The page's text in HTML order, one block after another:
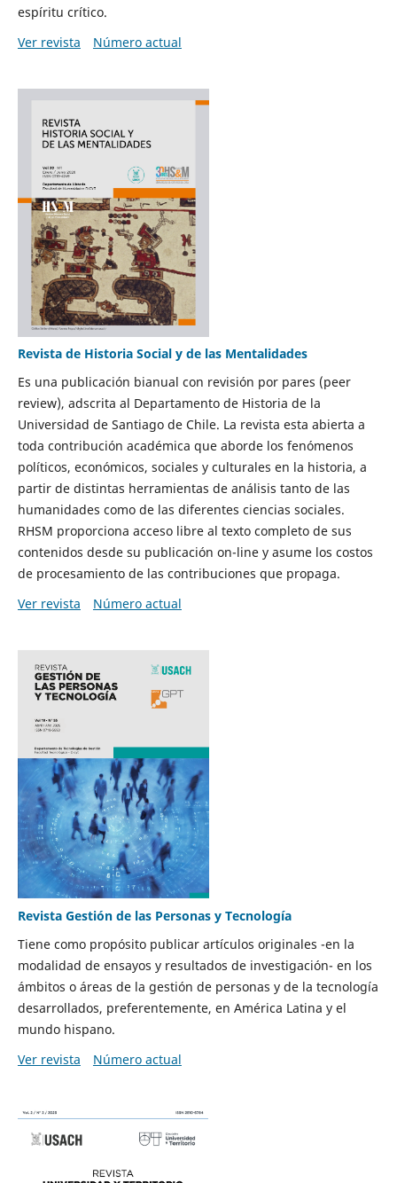
espíritu crítico.
Ver revista
Número actual
Revista de Historia Social y de las Mentalidades
Es una publicación bianual con revisión por pares (peer
review), adscrita al Departamento de Historia de la
Universidad de Santiago de Chile. La revista esta abierta a
toda contribución académica que aborde los fenómenos
políticos, económicos, sociales y culturales en la historia, a
partir de distintas herramientas de análisis tanto de las
humanidades como de las diferentes ciencias sociales.
RHSM proporciona acceso libre al texto completo de sus
contenidos desde su publicación on-line y asume los costos
de procesamiento de las contribuciones que propaga.
Ver revista
Número actual
Revista Gestión de las Personas y Tecnología
Tiene como propósito publicar artículos originales -en la
modalidad de ensayos y resultados de investigación- en los
ámbitos o áreas de la gestión de personas y de la tecnología
desarrollados, preferentemente, en América Latina y el
mundo hispano.
Ver revista
Número actual